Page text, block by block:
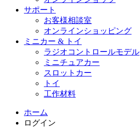
サポート
お客様相談室
オンラインショッピング
ミニカー & トイ
ラジオコントロールモデル
ミニチュアカー
スロットカー
トイ
工作材料
ホーム
ログイン